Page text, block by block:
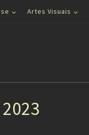
Artes Visuais